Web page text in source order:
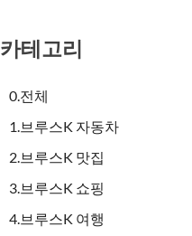
카테고리
0.전체
1.브루스K 자동차
2.브루스K 맛집
3.브루스K 쇼핑
4.브루스K 여행